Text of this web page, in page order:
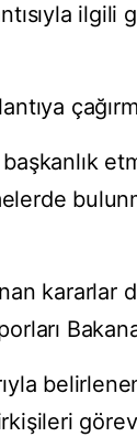
ilgili
kararlar